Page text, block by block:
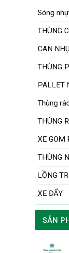
Sóng
THÙNG
CAN
THÙNG
PALLET
Thùng
THÙNG
XE GOM
THÙNG
LỒNG
XE ĐẨY
SẢN